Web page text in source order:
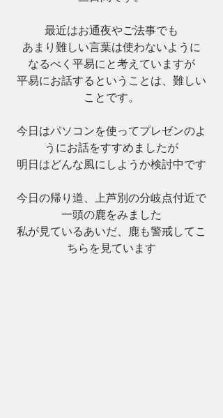
最近はお通夜やご法事でも
あまり難しい言葉は使わないように
なるべく平易にと考えていますが
平易にお話するということは、難しい
ことです。
今日はパソコンを使ってプレゼンのよ
うにお話をすすめましたが
明日はどんな風にしようか検討中です
今日の帰り道、上芦別の分岐点付近で
一頭の鹿をみました
私が見ているあいだ、鹿も警戒してこ
ちらを見ています